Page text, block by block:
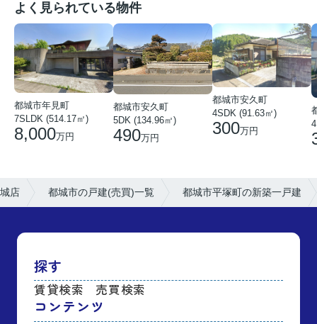
よく見られている物件
都城市年見町
7SLDK (514.17㎡)
8,000万円
都城市安久町
5DK (134.96㎡)
490万円
都城市安久町
4SDK (91.63㎡)
300万円
店 都城市の戸建(売買)一覧 都城市平塚町の新築一戸建
探す
賃貸検索 売買検索
コンテンツ